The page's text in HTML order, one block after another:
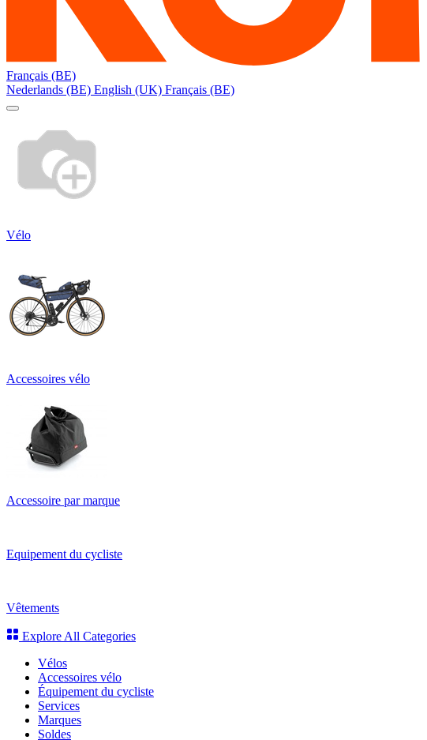
Français (BE)
Nederlands (BE) English (UK) Français (BE)
Vélo
Accessoires vélo
Accessoire par marque
Equipement du cycliste
Vêtements
Explore All Categories
Vélos
Accessoires vélo
Équipement du cycliste
Services
Marques
Soldes